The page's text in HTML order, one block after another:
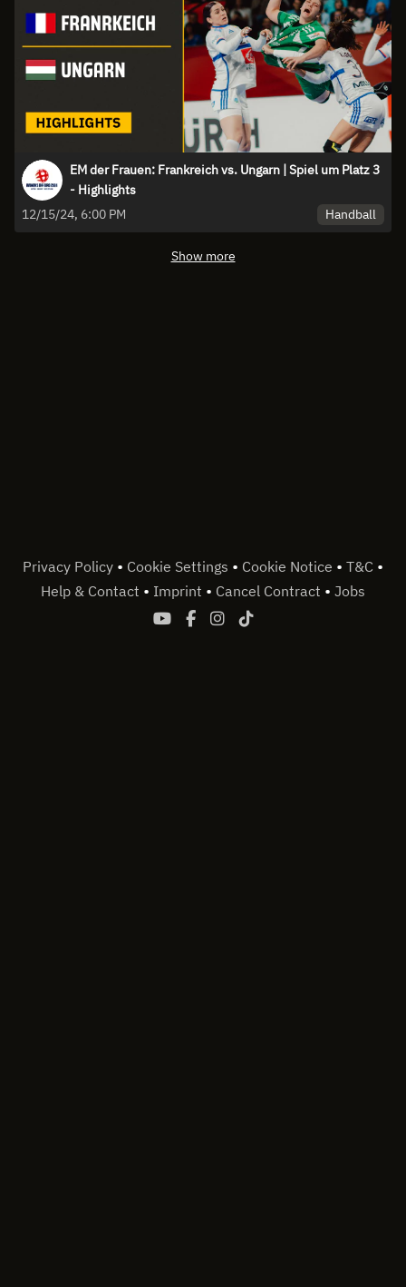
EM der Frauen: Frankreich vs. Ungarn | Spiel um Platz 3
- Highlights
12/15/24, 6:00 PM
Handball
Show more
Privacy Policy • Cookie Settings • Cookie Notice • T&C •
Help & Contact • Imprint • Cancel Contract • Jobs